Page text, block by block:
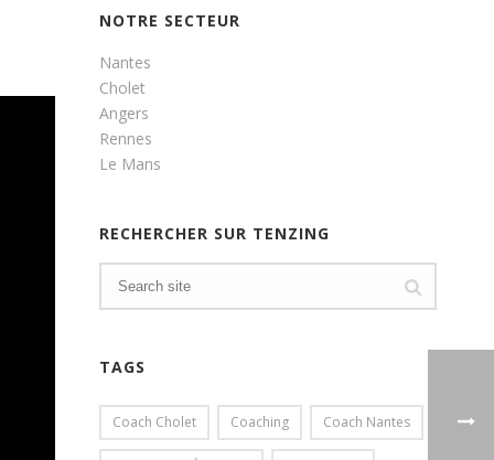
NOTRE SECTEUR
Nantes
Cholet
Angers
Rennes
Le Mans
RECHERCHER SUR TENZING
TAGS
Coach Cholet Coaching Coach Nantes